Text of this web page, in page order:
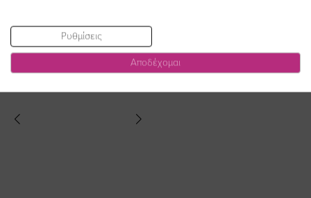
Ρυθμίσεις
Αποδέχομαι